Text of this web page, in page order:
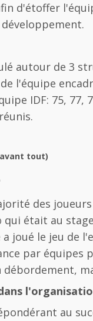
d'étoffer
autour de 3
l'équipe
IDF: 75,
tout)
des
qui était au
joué le jeu de
par
au